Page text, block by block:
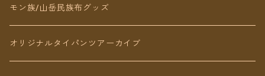
ブレスレット
アンクレット
モン族/山岳民族布グッズ
オリジナルタイパンツアーカイブ